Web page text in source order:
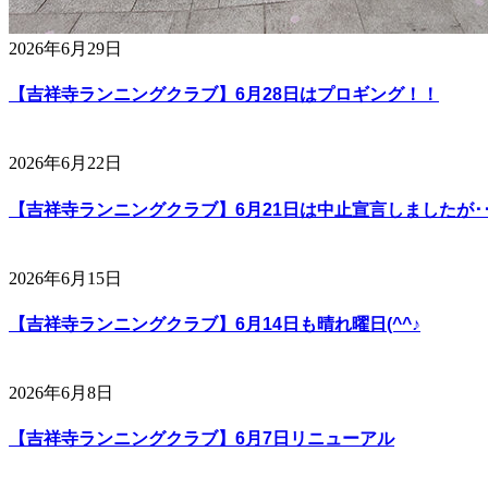
2026年6月29日
【吉祥寺ランニングクラブ】6月28日はプロギング！！
2026年6月22日
【吉祥寺ランニングクラブ】6月21日は中止宣言しましたが･
2026年6月15日
【吉祥寺ランニングクラブ】6月14日も晴れ曜日(^^♪
2026年6月8日
【吉祥寺ランニングクラブ】6月7日リニューアル